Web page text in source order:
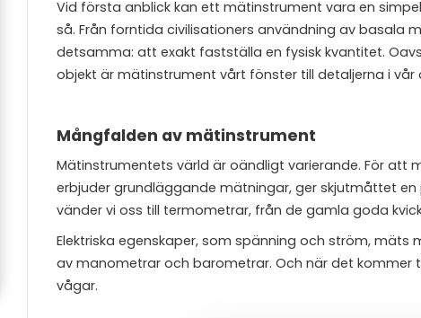
Vid första anblick kan ett mätinstrument vara en
så. Från forntida civilisationers användning av basala
detsamma: att exakt fastställa en fysisk kvantitet.
objekt är mätinstrument vårt fönster till detaljerna i vår
Mångfalden av mätinstrument
Mätinstrumentets värld är oändligt varierande. För att
erbjuder grundläggande mätningar, ger skjutmåttet
vänder vi oss till termometrar, från de gamla goda
Elektriska egenskaper, som spänning och ström,
av manometrar och barometrar. Och när det kommer
vågar.